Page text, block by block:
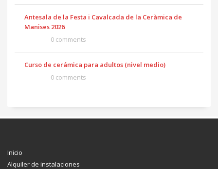
Antesala de la Festa i Cavalcada de la Ceràmica de
Manises 2026
0 comments
Curso de cerámica para adultos (nivel medio)
0 comments
Inicio
Alquiler de instalaciones